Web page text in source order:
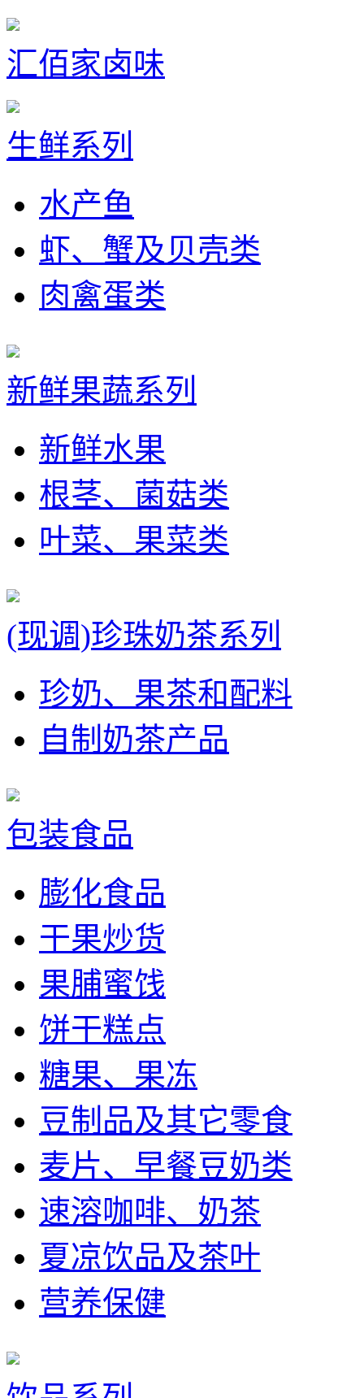
汇佰家卤味
生鲜系列
水产鱼
虾、蟹及贝壳类
肉禽蛋类
新鲜果蔬系列
新鲜水果
根茎、菌菇类
叶菜、果菜类
(现调)珍珠奶茶系列
珍奶、果茶和配料
自制奶茶产品
包装食品
膨化食品
干果炒货
果脯蜜饯
饼干糕点
糖果、果冻
豆制品及其它零食
麦片、早餐豆奶类
速溶咖啡、奶茶
夏凉饮品及茶叶
营养保健